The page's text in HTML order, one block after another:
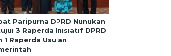
Paripurna DPRD Nunukan
3 Raperda Inisiatif DPRD
1 Raperda Usulan